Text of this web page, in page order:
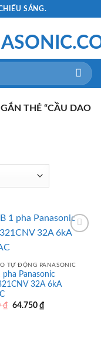
SÁNG.
THẺ “CẦU DAO
TỰ ĐỘNG PANASONIC
pha Panasonic
32A 6kA
₫ Giá
64.750 ₫Giá
hiện